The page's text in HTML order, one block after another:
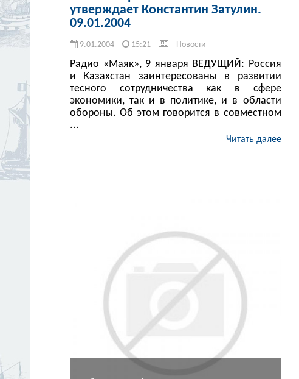
утверждает Константин Затулин.
09.01.2004
9.01.2004 15:21 Новости
Радио «Маяк», 9 января ВЕДУЩИЙ: Россия
и Казахстан заинтересованы в развитии
тесного сотрудничества как в сфере
экономики, так и в политике, и в области
обороны. Об этом говорится в совместном
...
Читать далее